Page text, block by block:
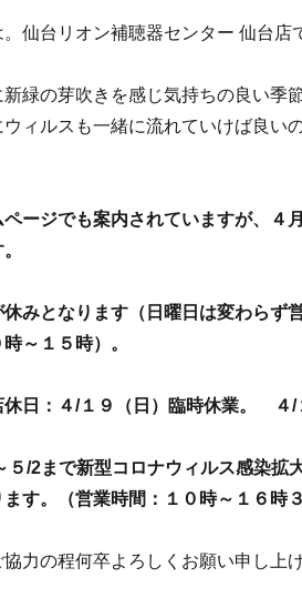
仙台リオン補聴器センター 仙台店
緑の芽吹きを感じ気持ちの良い季
ィルスも一緒に流れていけば良い
ージでも案内されていますが、４
みとなります（日曜日は変わらず
～１５時）。
日：４/１９（日）臨時休業。 ４/
/2まで新型コロナウィルス感染拡
ます。（営業時間：１０時～１６時３
力の程何卒よろしくお願い申し上げ